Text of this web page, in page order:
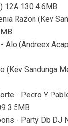
12A 130 4.6MB
Razon (Kev
Alo (Andreex
(Kev Sandunga
- Pedro Y
3.5MB
- Party Db DJ